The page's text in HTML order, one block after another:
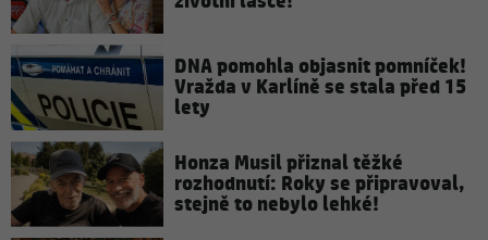
DNA pomohla objasnit pomníček!
Vražda v Karlíně se stala před 15
lety
Honza Musil přiznal těžké
rozhodnutí: Roky se připravoval,
stejně to nebylo lehké!